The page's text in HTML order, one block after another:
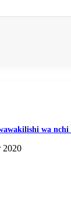
wa
2020